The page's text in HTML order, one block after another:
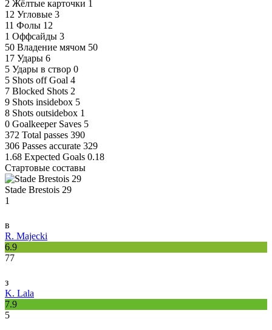
2 Жёлтые карточки 1
12 Угловые 3
11 Фолы 12
1 Оффсайды 3
50 Владение мячом 50
17 Удары 6
5 Удары в створ 0
5 Shots off Goal 4
7 Blocked Shots 2
9 Shots insidebox 5
8 Shots outsidebox 1
0 Goalkeeper Saves 5
372 Total passes 390
306 Passes accurate 329
1.68 Expected Goals 0.18
Стартовые составы
Stade Brestois 29
1
в
R. Majecki
6.9
77
з
K. Lala
7.9
5